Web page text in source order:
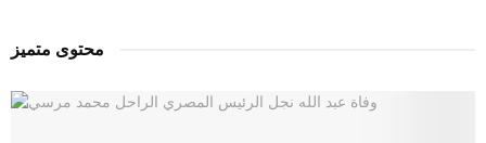
محتوى متميز